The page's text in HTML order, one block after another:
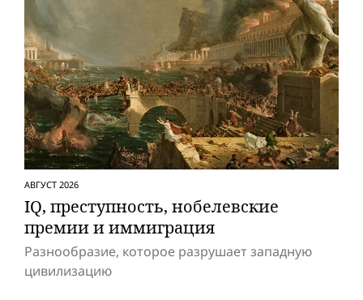
АВГУСТ 2026
IQ, преступность, нобелевские
премии и иммиграция
Разнообразие, которое разрушает западную
цивилизацию